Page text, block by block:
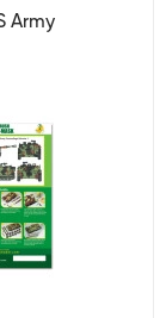
Army